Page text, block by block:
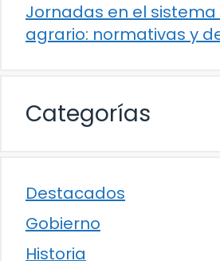
Jornadas en el
agrario: normativas y
Categorías
Destacados
Gobierno
Historia